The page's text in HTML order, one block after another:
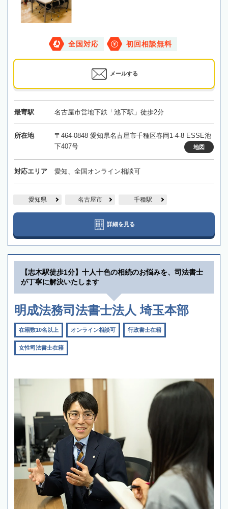
全国対応 初回相談無料
メールする
最寄駅 名古屋市営地下鉄「池下駅」徒歩2分
所在地
〒464-0848 愛知県名古屋市千種区春岡1-4-8 ESSE池
下407号
地図
対応エリア 愛知、全国オンライン相談可
愛知県 名古屋市 千種駅
詳細を見る
【志木駅徒歩1分】十人十色の相続のお悩みを、司法書士
が丁寧に解決いたします
明成法務司法書士法人 埼玉本部
在籍数10名以上 オンライン相談可 行政書士在籍
女性司法書士在籍